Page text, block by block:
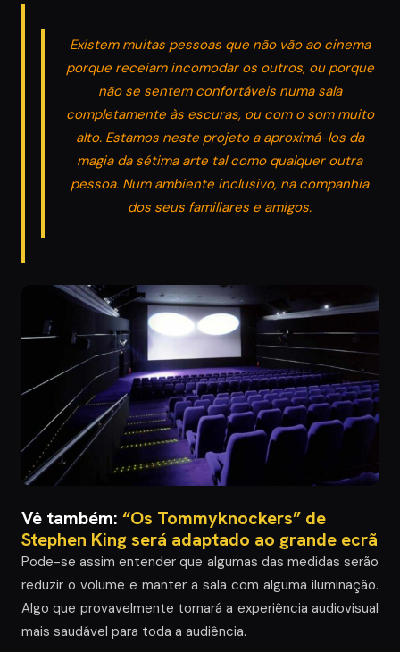
Existem muitas pessoas que não vão ao cinema
porque receiam incomodar os outros, ou porque
não se sentem confortáveis numa sala
completamente às escuras, ou com o som muito
alto. Estamos neste projeto a aproximá-los da
magia da sétima arte tal como qualquer outra
pessoa. Num ambiente inclusivo, na companhia
dos seus familiares e amigos.
Vê também: “Os Tommyknockers” de
Stephen King será adaptado ao grande ecrã
Pode-se assim entender que algumas das medidas serão
reduzir o volume e manter a sala com alguma iluminação.
Algo que provavelmente tornará a experiência audiovisual
mais saudável para toda a audiência.